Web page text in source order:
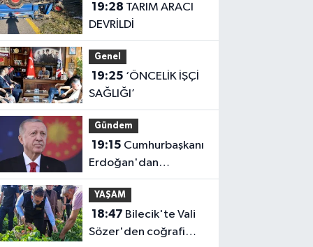
19:28
DEVRİLDİ
Genel
19:25
SAĞLIĞI’
Gündem
19:15
Erdoğan'dan
'Terörsüz Türkiye'
mesajı
YAŞAM
18:47
Sözer'den coğrafi